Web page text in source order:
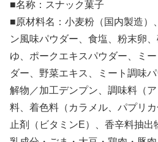
■名称：スナック菓子
■原材料名：小麦粉（国内製造）
ン風味パウダー、食塩、粉末卵
ゆ、ポークエキスパウダー、ミ
ダー、野菜エキス、ミート調味
解物／加工デンプン、調味料（
料、着色料（カラメル、パプリ
止剤（ビタミンE）、香辛料抽出